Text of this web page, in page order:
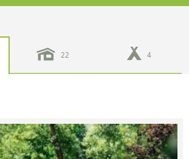
22 4